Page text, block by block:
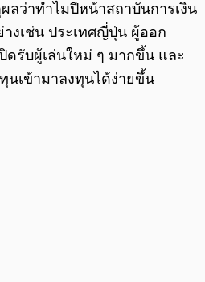
ลว่าทำไมปีหน้าสถาบันการเงิน
างเช่น ประเทศญี่ปุ่น ผู้ออก
ดรับผู้เล่นใหม่ ๆ มากขึ้น และ
นเข้ามาลงทุนได้ง่ายขึ้น